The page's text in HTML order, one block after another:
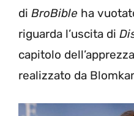
di BroBible ha
riguarda l’uscita di
capitolo
realizzato da